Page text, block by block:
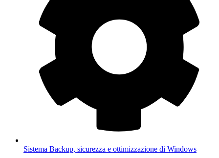
Sistema Backup, sicurezza e ottimizzazione di Windows